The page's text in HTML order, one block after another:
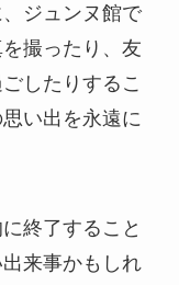
ジュンヌ館で
撮ったり、友
したりするこ
い出を永遠に
終了すること
来事かもしれ